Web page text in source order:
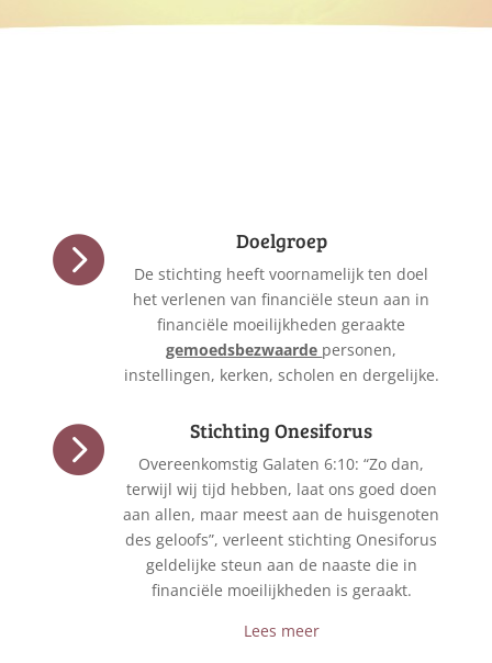
 Doelgroep
De stichting heeft voornamelijk ten doel
het verlenen van financiële steun aan in
financiële moeilijkheden geraakte
gemoedsbezwaarde personen,
instellingen, kerken, scholen en dergelijke.
 Stichting Onesiforus
Overeenkomstig Galaten 6:10: “Zo dan,
terwijl wij tijd hebben, laat ons goed doen
aan allen, maar meest aan de huisgenoten
des geloofs”, verleent stichting Onesiforus
geldelijke steun aan de naaste die in
financiële moeilijkheden is geraakt.
Lees meer